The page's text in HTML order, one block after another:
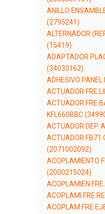
ANILLO
(2795241)
ALTERNADOR
(15419)
ADAPTADOR
(34030162)
ADHESIVO
ACTUADOR
ACTUADOR
KFL660BBC
ACTUADOR DEP.
ACTUADOR FB71
(2071002092)
ACOPLAMIENTO
(2000215024)